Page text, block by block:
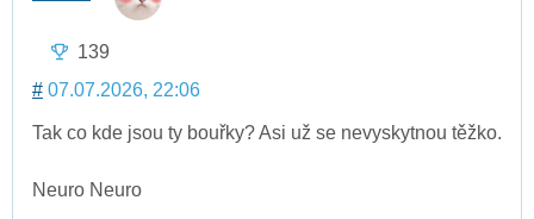
139
# 07.07.2026, 22:06
Tak co kde jsou ty bouřky? Asi už se nevyskytnou těžko.
Neuro Neuro